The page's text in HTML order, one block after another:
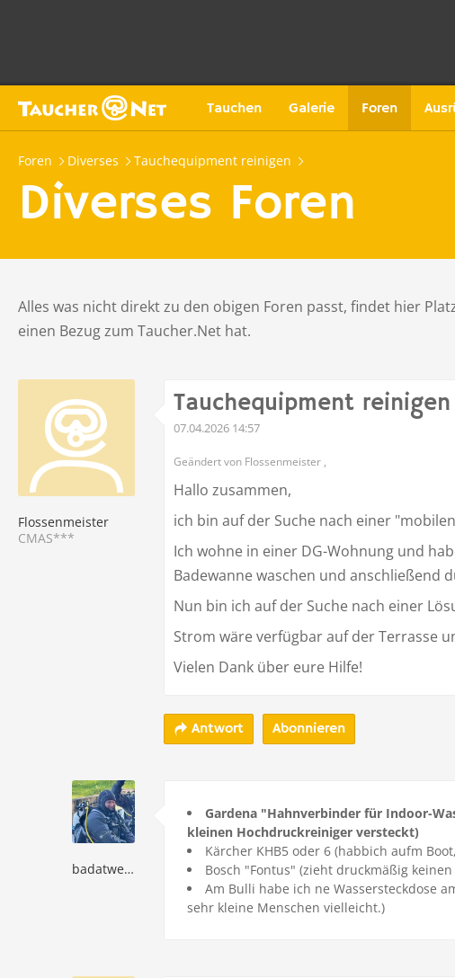
Tauchen Galerie Foren
Foren Diverses Tauchequipment reinigen
Diverses Foren
Alles was nicht direkt zu den obigen Foren passt, findet hier
einen Bezug zum Taucher.Net hat.
Flossenmeister
CMAS***
Tauchequipment reinigen
07.04.2026 14:57
Geändert von Flossenmeister ,
Hallo zusammen,
ich bin auf der Suche nach einer
Ich wohne in einer DG-Wohnung und
Badewanne waschen und anschließend
Nun bin ich auf der Suche nach einer
Strom wäre verfügbar auf der Terrasse
Vielen Dank über eure Hilfe!
Antwort Abonnieren
badatwelding
Gardena "Hahnverbinder für Indoor-
kleinen Hochdruckreiniger versteckt)
Kärcher KHB5 oder 6 (habbich aufm
Bosch "Fontus" (zieht druckmäßig
Am Bulli habe ich ne Wassersteckdose
sehr kleine Menschen vielleicht.)